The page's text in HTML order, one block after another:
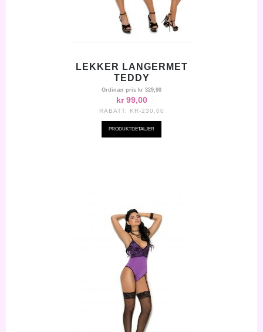
LEKKER LANGERMET
TEDDY
Ordinær pris kr 329,00
kr 99,00
RABATT: KR-230,00
PRODUKTDETALJER